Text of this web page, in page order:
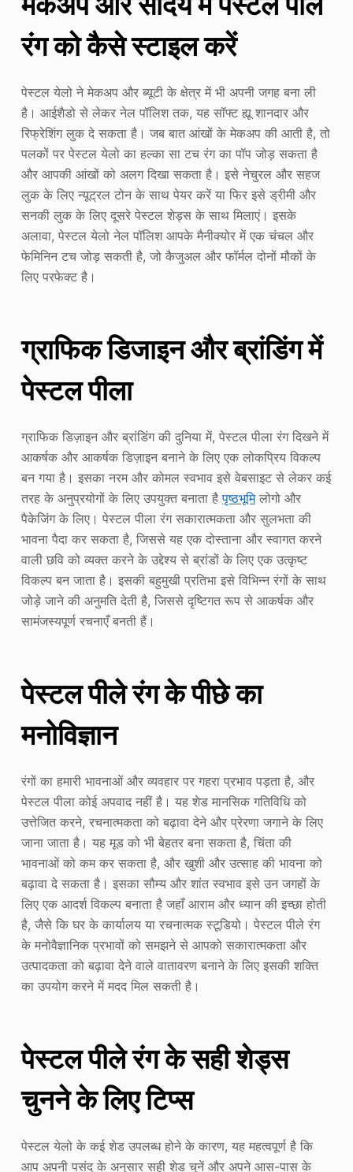
रंग को कैसे स्टाइल करें
पेस्टल येलो ने मेकअप और ब्यूटी के क्षेत्र में भी अपनी जगह बना ली
है। आईशैडो से लेकर नेल पॉलिश तक, यह सॉफ्ट ह्यू शानदार और
रिफ्रेशिंग लुक दे सकता है। जब बात आंखों के मेकअप की आती है, तो
पलकों पर पेस्टल येलो का हल्का सा टच रंग का पॉप जोड़ सकता है
और आपकी आंखों को अलग दिखा सकता है। इसे नेचुरल और सहज
लुक के लिए न्यूट्रल टोन के साथ पेयर करें या फिर इसे ड्रीमी और
सनकी लुक के लिए दूसरे पेस्टल शेड्स के साथ मिलाएं। इसके
अलावा, पेस्टल येलो नेल पॉलिश आपके मैनीक्योर में एक चंचल और
फेमिनिन टच जोड़ सकती है, जो कैजुअल और फॉर्मल दोनों मौकों के
लिए परफेक्ट है।
ग्राफिक डिजाइन और ब्रांडिंग में
पेस्टल पीला
ग्राफिक डिज़ाइन और ब्रांडिंग की दुनिया में, पेस्टल पीला रंग दिखने में
आकर्षक और आकर्षक डिज़ाइन बनाने के लिए एक लोकप्रिय विकल्प
बन गया है। इसका नरम और कोमल स्वभाव इसे वेबसाइट से लेकर कई
तरह के अनुप्रयोगों के लिए उपयुक्त बनाता हैपृष्ठभूमिलोगो और
पैकेजिंग के लिए। पेस्टल पीला रंग सकारात्मकता और सुलभता की
भावना पैदा कर सकता है, जिससे यह एक दोस्ताना और स्वागत करने
वाली छवि को व्यक्त करने के उद्देश्य से ब्रांडों के लिए एक उत्कृष्ट
विकल्प बन जाता है। इसकी बहुमुखी प्रतिभा इसे विभिन्न रंगों के साथ
जोड़े जाने की अनुमति देती है, जिससे दृष्टिगत रूप से आकर्षक और
सामंजस्यपूर्ण रचनाएँ बनती हैं।
पेस्टल पीले रंग के पीछे का
मनोविज्ञान
रंगों का हमारी भावनाओं और व्यवहार पर गहरा प्रभाव पड़ता है, और
पेस्टल पीला कोई अपवाद नहीं है। यह शेड मानसिक गतिविधि को
उत्तेजित करने, रचनात्मकता को बढ़ावा देने और प्रेरणा जगाने के लिए
जाना जाता है। यह मूड को भी बेहतर बना सकता है, चिंता की
भावनाओं को कम कर सकता है, और खुशी और उत्साह की भावना को
बढ़ावा दे सकता है। इसका सौम्य और शांत स्वभाव इसे उन जगहों के
लिए एक आदर्श विकल्प बनाता है जहाँ आराम और ध्यान की इच्छा होती
है, जैसे कि घर के कार्यालय या रचनात्मक स्टूडियो। पेस्टल पीले रंग
के मनोवैज्ञानिक प्रभावों को समझने से आपको सकारात्मकता और
उत्पादकता को बढ़ावा देने वाले वातावरण बनाने के लिए इसकी शक्ति
का उपयोग करने में मदद मिल सकती है।
पेस्टल पीले रंग के सही शेड्स
चुनने के लिए टिप्स
पेस्टल येलो के कई शेड उपलब्ध होने के कारण, यह महत्वपूर्ण है कि
आप अपनी पसंद के अनुसार सही शेड चुनें और अपने आस-पास के